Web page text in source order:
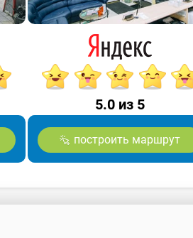
5.0 из 5
построить маршрут